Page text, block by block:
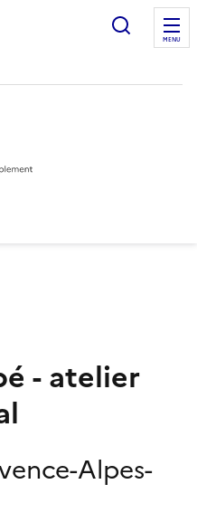
Ouvrir
MENU
- atelier
Alpes-